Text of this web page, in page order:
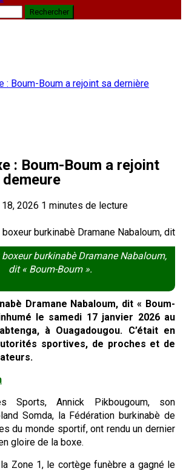
: Boum-Boum a rejoint sa dernière
: Boum-Boum a rejoint
2026 1 minutes de lecture
burkinabè Dramane Nabaloum,
dit « Boum-Boum ».
Dramane Nabaloum, dit « Boum-
le samedi 17 janvier 2026 au
à Ouagadougou. C’était en
sportives, de proches et de
Sports, Annick Pikbougoum, son
Somda, la Fédération burkinabè de
du monde sportif, ont rendu un dernier
gloire de la boxe.
Zone 1, le cortège funèbre a gagné le